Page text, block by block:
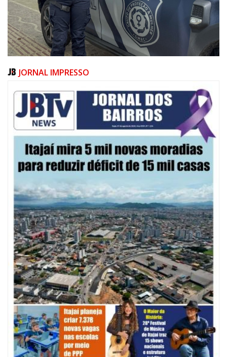
08/08/2026 | 07:00
20 anos da Lei Maria da Penha: mais de 400 mulheres vítimas de violência
doméstica são acompanhadas pela Guarda Municipal
BALNEÁRIO CAMBORIÚ
JORNAL IMPRESSO